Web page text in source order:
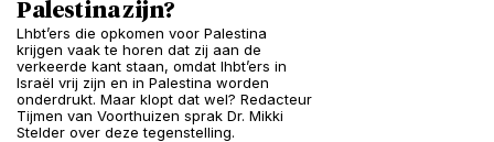
Palestina zijn?
Lhbt’ers die opkomen voor Palestina
krijgen vaak te horen dat zij aan de
verkeerde kant staan, omdat lhbt’ers in
Israël vrij zijn en in Palestina worden
onderdrukt. Maar klopt dat wel? Redacteur
Tijmen van Voorthuizen sprak Dr. Mikki
Stelder over deze tegenstelling.